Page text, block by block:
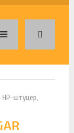
НР-штуцер,